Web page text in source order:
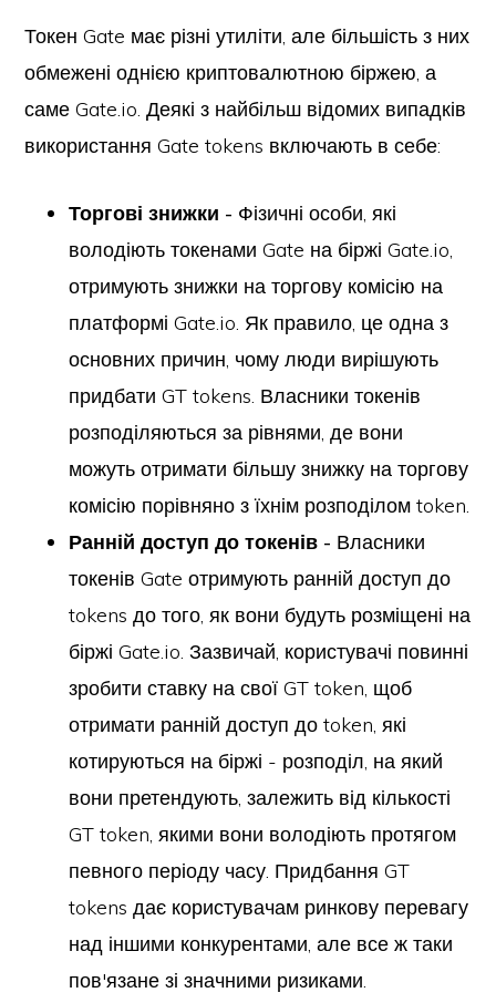
Токен Gate має різні утиліти, але більшість з них
обмежені однією криптовалютною біржею, а
саме Gate.io. Деякі з найбільш відомих випадків
використання Gate tokens включають в себе:
Торгові знижки - Фізичні особи, які
володіють токенами Gate на біржі Gate.io,
отримують знижки на торгову комісію на
платформі Gate.io. Як правило, це одна з
основних причин, чому люди вирішують
придбати GT tokens. Власники токенів
розподіляються за рівнями, де вони
можуть отримати більшу знижку на торгову
комісію порівняно з їхнім розподілом token.
Ранній доступ до токенів - Власники
токенів Gate отримують ранній доступ до
tokens до того, як вони будуть розміщені на
біржі Gate.io. Зазвичай, користувачі повинні
зробити ставку на свої GT token, щоб
отримати ранній доступ до token, які
котируються на біржі - розподіл, на який
вони претендують, залежить від кількості
GT token, якими вони володіють протягом
певного періоду часу. Придбання GT
tokens дає користувачам ринкову перевагу
над іншими конкурентами, але все ж таки
пов'язане зі значними ризиками.